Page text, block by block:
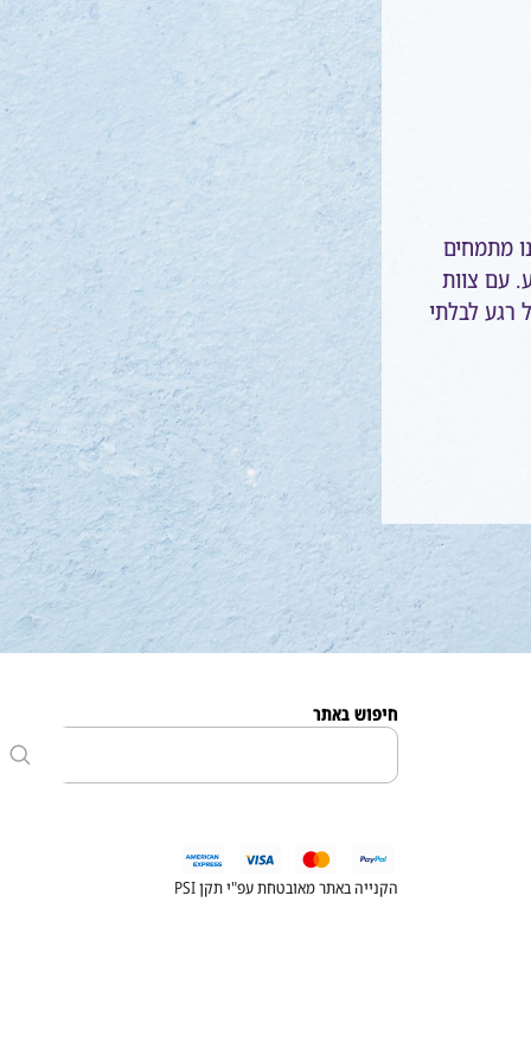
מתמחים
עם צוות
רגע לבלתי
חיפוש באתר
הקנייה באתר מאובטחת עפ"י תקן PSI